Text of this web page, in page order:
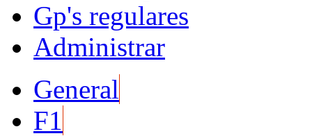
Gp's regulares
Administrar
General
F1